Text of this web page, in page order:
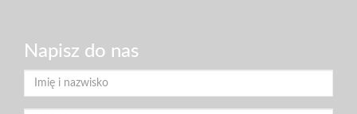
Napisz do nas